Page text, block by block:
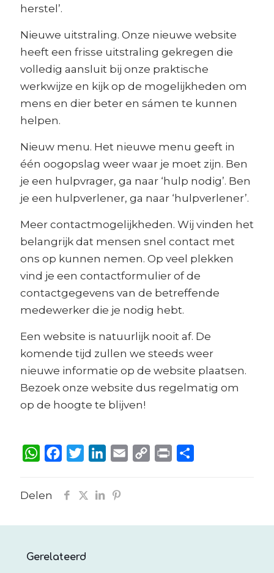
herstel’.
Nieuwe uitstraling. Onze nieuwe website
heeft een frisse uitstraling gekregen die
volledig aansluit bij onze praktische
werkwijze en kijk op de mogelijkheden om
mens en dier beter en sámen te kunnen
helpen.
Nieuw menu. Het nieuwe menu geeft in
één oogopslag weer waar je moet zijn. Ben
je een hulpvrager, ga naar ‘hulp nodig’. Ben
je een hulpverlener, ga naar ‘hulpverlener’.
Meer contactmogelijkheden. Wij vinden het
belangrijk dat mensen snel contact met
ons op kunnen nemen. Op veel plekken
vind je een contactformulier of de
contactgegevens van de betreffende
medewerker die je nodig hebt.
Een website is natuurlijk nooit af. De
komende tijd zullen we steeds weer
nieuwe informatie op de website plaatsen.
Bezoek onze website dus regelmatig om
op de hoogte te blijven!
WhatsAppFacebookTwitterLinkedIn
Email Copy
Print
Delen
Gerelateerd